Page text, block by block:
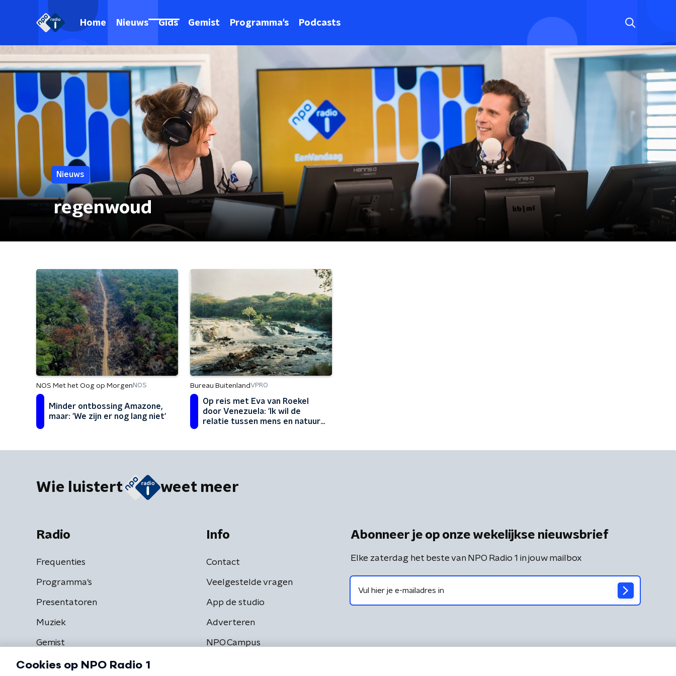
Home Nieuws Gids Gemist Programma's Podcasts
Nieuws
regenwoud
NOS Met het Oog op Morgen NOS
Minder ontbossing Amazone,
maar: 'We zijn er nog lang niet'
Bureau BuitenlandVPRO
Op reis met Eva van Roekel
door Venezuela: 'Ik wil de
relatie tussen mens en natuur
Wie luistert weet meer
Radio
Frequenties
Programma's
Presentatoren
Muziek
Gemist
Info
Contact
Veelgestelde vragen
App de studio
Adverteren
NPO Campus
Abonneer je op onze wekelijkse nieuwsbrief
Elke zaterdag het beste van NPO Radio 1 in jouw mailbox